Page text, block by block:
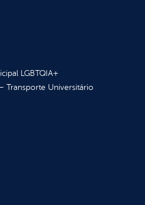
LGBTQIA+
Transporte Universitário